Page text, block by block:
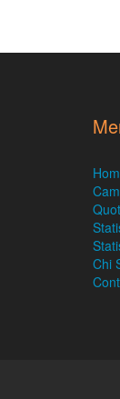
Chi